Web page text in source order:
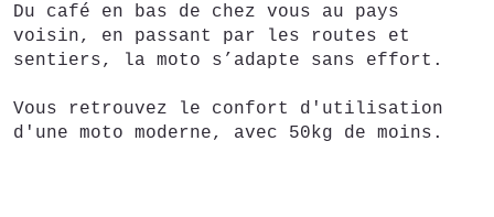
Du café en bas de chez vous au pays
voisin, en passant par les routes et
sentiers, la moto s’adapte sans effort.
Vous retrouvez le confort d'utilisation
d'une moto moderne, avec 50kg de moins.